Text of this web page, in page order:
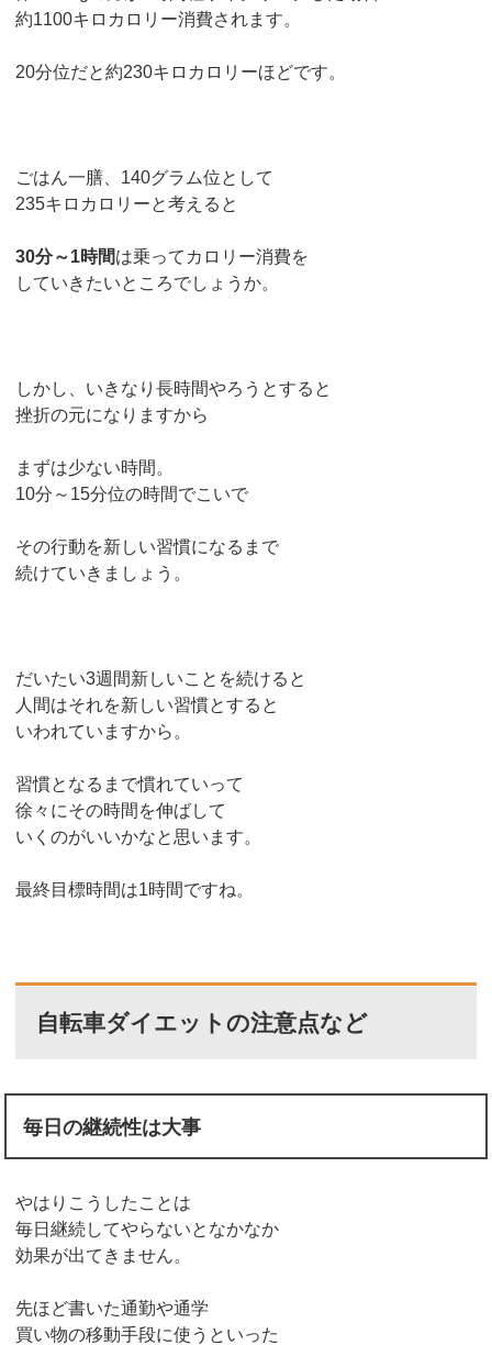
約1100キロカロリー消費されます。
20分位だと約230キロカロリーほどです。
ごはん一膳、140グラム位として
235キロカロリーと考えると
30分～1時間は乗ってカロリー消費を
していきたいところでしょうか。
しかし、いきなり長時間やろうとすると
挫折の元になりますから
まずは少ない時間。
10分～15分位の時間でこいで
その行動を新しい習慣になるまで
続けていきましょう。
だいたい3週間新しいことを続けると
人間はそれを新しい習慣とすると
いわれていますから。
習慣となるまで慣れていって
徐々にその時間を伸ばして
いくのがいいかなと思います。
最終目標時間は1時間ですね。
自転車ダイエットの注意点など
毎日の継続性は大事
やはりこうしたことは
毎日継続してやらないとなかなか
効果が出てきません。
先ほど書いた通勤や通学
買い物の移動手段に使うといった